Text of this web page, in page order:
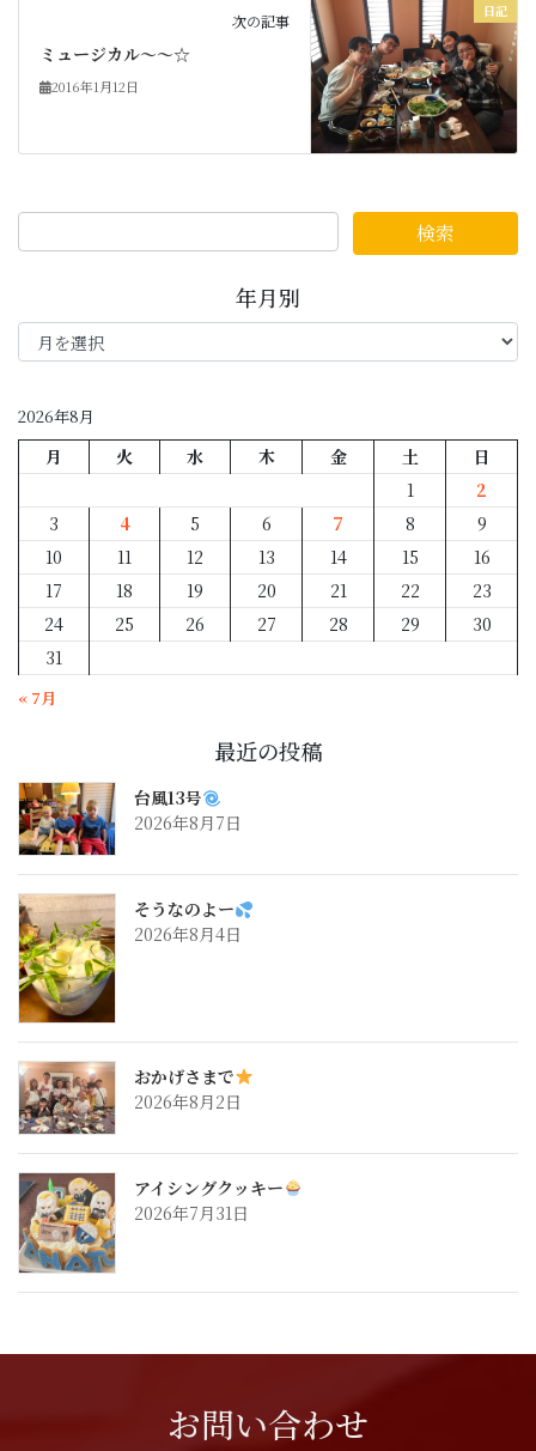
日記
次の記事
ミュージカル～～☆
2016年1月12日
年月別
年
月
2026年8月
月 火 水 木 金 土
日
1
2
3
4 5 6 7 8
9
10
11 12 13 14 15
16
17
18 19 20 21 22
23
24
25 26 27 28 29
30
31
« 7月
最近の投稿
台風13号
2026年8月7日
そうなのよー
2026年8月4日
おかげさまで
2026年8月2日
アイシングクッキー
2026年7月31日
お問い合わせ